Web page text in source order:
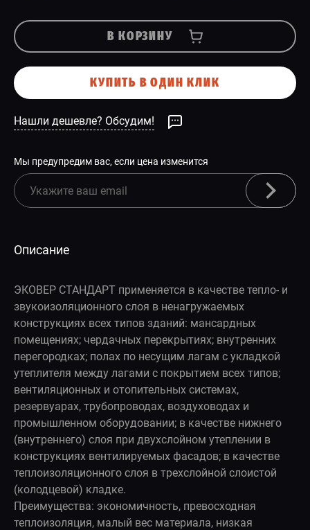
В КОРЗИНУ
КУПИТЬ В ОДИН КЛИК
Нашли дешевле? Обсудим!
Мы предупредим вас, если цена изменится
Описание
ЭКОВЕР СТАНДАРТ применяется в качестве тепло- и
звукоизоляционного слоя в ненагружаемых
конструкциях всех типов зданий: мансардных
помещениях; чердачных перекрытиях; внутренних
перегородках; полах по несущим лагам с укладкой
утеплителя между лагами с покрытием всех типов;
вентиляционных и отопительных системах,
резервуарах, трубопроводах, воздуховодах и
промышленном оборудовании; в качестве нижнего
(внутреннего) слоя при двухслойном утеплении в
конструкциях вентилируемых фасадов; в качестве
теплоизоляционного слоя в трехслойной слоистой
(колодцевой) кладке.
Преимущества: экономичность, превосходная
теплоизоляция, малый вес материала, низкая